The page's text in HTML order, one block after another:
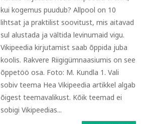
kui kogemus puudub? Allpool on 10
lihtsat ja praktilist soovitust, mis aitavad
sul alustada ja vältida levinumaid vigu.
Vikipeedia kirjutamist saab õppida juba
koolis. Rakvere Riigigümnaasiumis on see
õppetöö osa. Foto: M. Kundla 1. Vali
sobiv teema Hea Vikipeedia artikkel algab
õigest teemavalikust. Kõik teemad ei
sobigi Vikipeedias...